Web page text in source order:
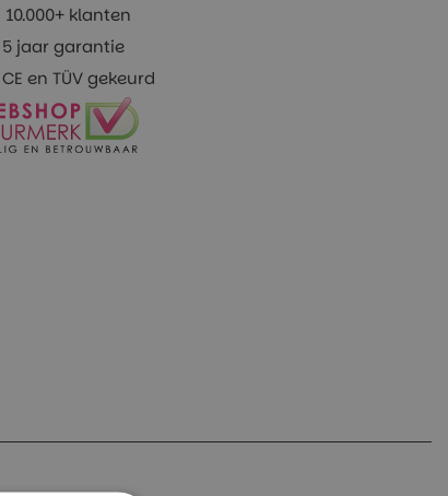
10.000+ klanten
5 jaar garantie
CE en TÜV gekeurd